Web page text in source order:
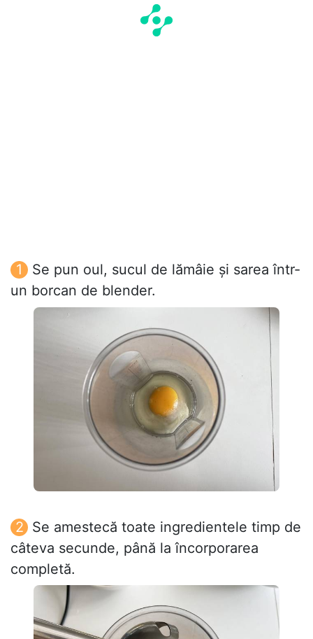
Se pun oul, sucul de lămâie și sarea într-
un borcan de blender.
Se amestecă toate ingredientele timp de
câteva secunde, până la încorporarea
completă.